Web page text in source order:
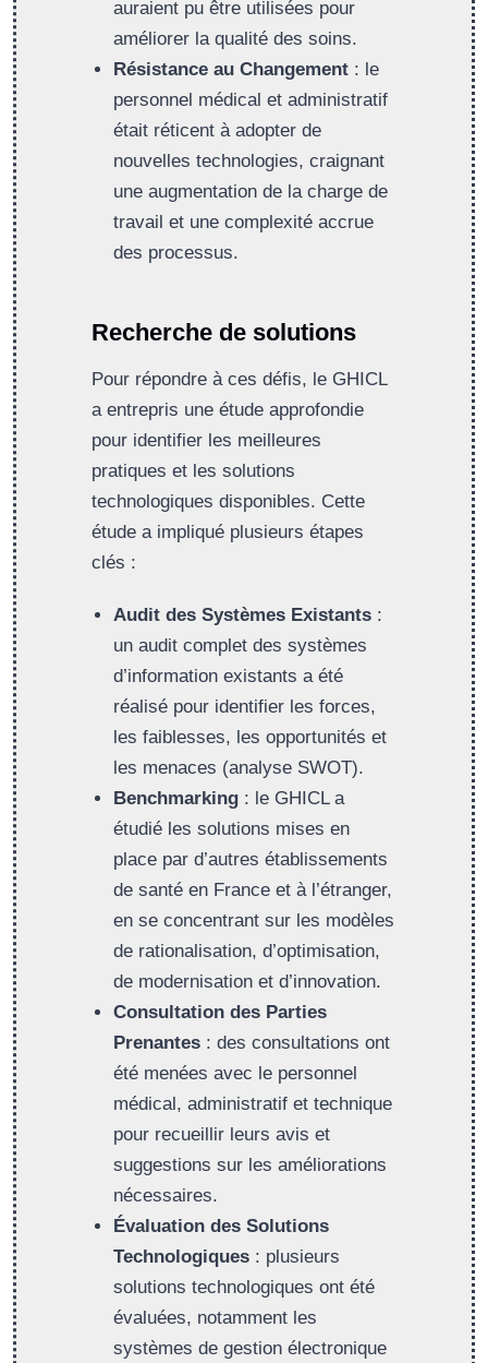
auraient pu être utilisées pour
améliorer la qualité des soins.
Résistance au Changement : le
personnel médical et administratif
était réticent à adopter de
nouvelles technologies, craignant
une augmentation de la charge de
travail et une complexité accrue
des processus.
Recherche de solutions
Pour répondre à ces défis, le GHICL
a entrepris une étude approfondie
pour identifier les meilleures
pratiques et les solutions
technologiques disponibles. Cette
étude a impliqué plusieurs étapes
clés :
Audit des Systèmes Existants :
un audit complet des systèmes
d’information existants a été
réalisé pour identifier les forces,
les faiblesses, les opportunités et
les menaces (analyse SWOT).
Benchmarking : le GHICL a
étudié les solutions mises en
place par d’autres établissements
de santé en France et à l’étranger,
en se concentrant sur les modèles
de rationalisation, d’optimisation,
de modernisation et d’innovation.
Consultation des Parties
Prenantes : des consultations ont
été menées avec le personnel
médical, administratif et technique
pour recueillir leurs avis et
suggestions sur les améliorations
nécessaires.
Évaluation des Solutions
Technologiques : plusieurs
solutions technologiques ont été
évaluées, notamment les
systèmes de gestion électronique